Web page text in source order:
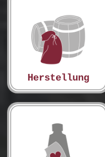
Herstellung